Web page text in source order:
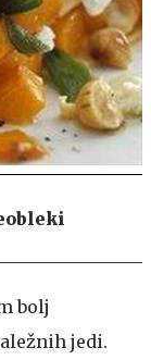
bolj
jedi.